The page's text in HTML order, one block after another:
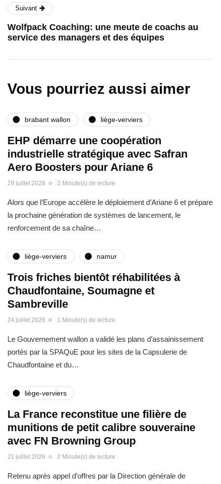
Suivant
Wolfpack Coaching: une meute de coachs au
service des managers et des équipes
Vous pourriez aussi aimer
brabant wallon liège-verviers
EHP démarre une coopération
industrielle stratégique avec Safran
Aero Boosters pour Ariane 6
29 juillet 2026 2 Minute(s) de lecture
Alors que l’Europe accélère le déploiement d’Ariane 6 et prépare
la prochaine génération de systèmes de lancement, le
renforcement de sa chaîne…
liège-verviers namur
Trois friches bientôt réhabilitées à
Chaudfontaine, Soumagne et
Sambreville
24 juillet 2026 1 Minute(s) de lecture
Le Gouvernement wallon a validé les plans d’assainissement
portés par la SPAQuE pour les sites de la Capsulerie de
Chaudfontaine et du…
liège-verviers
La France reconstitue une filière de
munitions de petit calibre souveraine
avec FN Browning Group
21 juillet 2026 2 Minute(s) de lecture
Retenu après appel d’offres par la Direction générale de